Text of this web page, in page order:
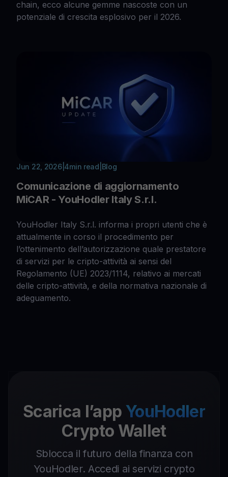
chain, ecco alcune gemme nascoste con un
potenziale di crescita esplosivo per il 2026.
Jun 22, 2026| 4min read Blog
Comunicazione di aggiornamento
MiCAR - YouHodler Italy S.r.l.
YouHodler Italy S.r.l. informa i propri utenti che è
attualmente in corso il procedimento per
l’ottenimento dell’autorizzazione quale prestatore
di servizi per le cripto-attività ai sensi del
Regolamento (UE) 2023/1114, relativo ai mercati
delle cripto-attività, e della normativa nazionale di
adeguamento.
Scarica l’app YouHodler
Crypto Wallet
Sblocca il futuro della finanza con
YouHodler. Accedi ai servizi crypto